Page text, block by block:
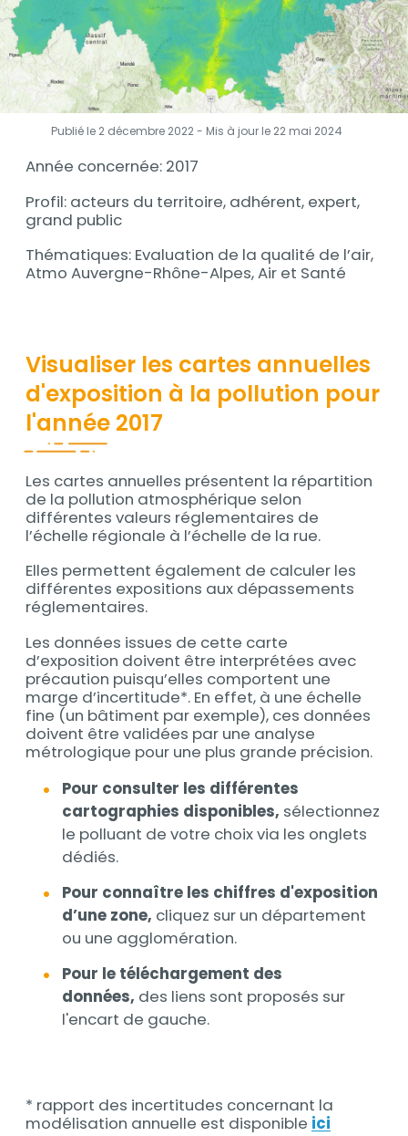
Publié le 2 décembre 2022 - Mis à jour le 22 mai 2024
Année concernée: 2017
Profil: acteurs du territoire, adhérent, expert,
grand public
Thématiques: Evaluation de la qualité de l’air,
Atmo Auvergne-Rhône-Alpes, Air et Santé
Visualiser les cartes annuelles
d'exposition à la pollution pour
l'année 2017
Les cartes annuelles présentent la répartition
de la pollution atmosphérique selon
différentes valeurs réglementaires de
l’échelle régionale à l’échelle de la rue.
Elles permettent également de calculer les
différentes expositions aux dépassements
réglementaires.
Les données issues de cette carte
d’exposition doivent être interprétées avec
précaution puisqu’elles comportent une
marge d’incertitude*. En effet, à une échelle
fine (un bâtiment par exemple), ces données
doivent être validées par une analyse
métrologique pour une plus grande précision.
Pour consulter les différentes
cartographies disponibles, sélectionnez
le polluant de votre choix via les onglets
dédiés.
Pour connaître les chiffres d'exposition
d’une zone, cliquez sur un département
ou une agglomération.
Pour le téléchargement des
données, des liens sont proposés sur
l'encart de gauche.
* rapport des incertitudes concernant la
modélisation annuelle est disponible ici